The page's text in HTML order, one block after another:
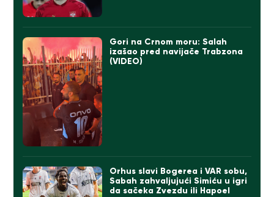
Gori na Crnom moru: Salah
izašao pred navijače Trabzona
(VIDEO)
Orhus slavi Bogerea i VAR sobu,
Sabah zahvaljujući Simiću u igri
da sačeka Zvezdu ili Hapoel